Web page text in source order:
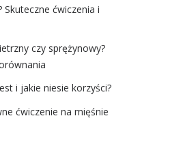
ćwiczenia i
czy sprężynowy?
i jakie niesie korzyści?
ćwiczenie na mięśnie